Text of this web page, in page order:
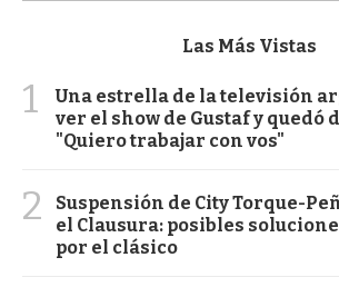
Las Más Vistas
1
Una estrella de la televisión
ver el show de Gustaf y quedó
"Quiero trabajar con vos"
2
Suspensión de City Torque-
el Clausura: posibles
por el clásico